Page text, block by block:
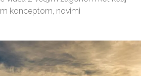
konceptom, novimi